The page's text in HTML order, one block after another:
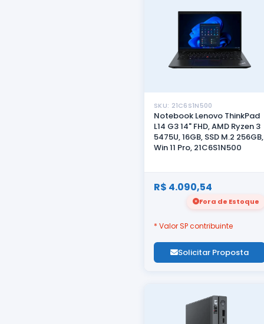
SKU: 21C6S1N500
Notebook Lenovo ThinkPad
L14 G3 14" FHD, AMD Ryzen 3
5475U, 16GB, SSD M.2 256GB,
Win 11 Pro, 21C6S1N500
R$ 4.090,54
Fora de Estoque
* Valor SP contribuinte
Solicitar Proposta